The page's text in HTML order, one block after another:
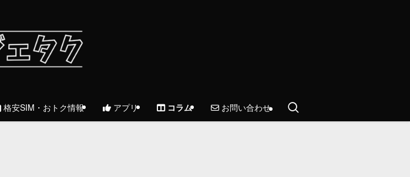
格安SIM・おトク情報 アプリ コラム お問い合わせ